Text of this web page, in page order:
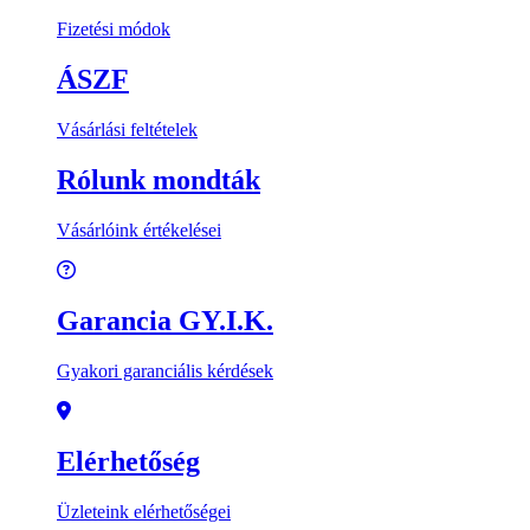
Fizetési módok
ÁSZF
Vásárlási feltételek
Rólunk mondták
Vásárlóink értékelései
Garancia GY.I.K.
Gyakori garanciális kérdések
Elérhetőség
Üzleteink elérhetőségei